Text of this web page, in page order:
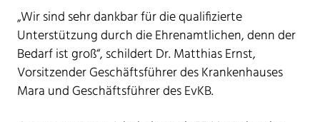
„Wir sind sehr dankbar für die qualifizierte
Unterstützung durch die Ehrenamtlichen, denn der
Bedarf ist groß“, schildert Dr. Matthias Ernst,
Vorsitzender Geschäftsführer des Krankenhauses
Mara und Geschäftsführer des EvKB.